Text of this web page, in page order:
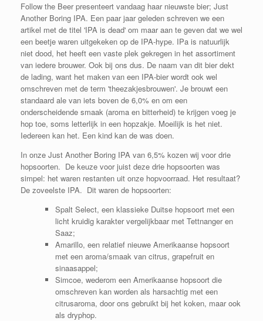
Follow the Beer presenteert vandaag haar nieuwste bier; Just
Another Boring IPA. Een paar jaar geleden schreven we een
artikel met de titel 'IPA is dead' om maar aan te geven dat we wel
een beetje waren uitgekeken op de IPA-hype. IPa is natuurlijk
niet dood, het heeft een vaste plek gekregen in het assortiment
van iedere brouwer. Ook bij ons dus. De naam van dit bier dekt
de lading, want het maken van een IPA-bier wordt ook wel
omschreven met de term 'theezakjesbrouwen'. Je brouwt een
standaard ale van iets boven de 6,0% en om een
onderscheidende smaak (aroma en bitterheid) te krijgen voeg je
hop toe, soms letterlijk in een hopzakje. Moeilijk is het niet.
Iedereen kan het. Een kind kan de was doen.
In onze Just Another Boring IPA van 6,5% kozen wij voor drie
hopsoorten. De keuze voor juist deze drie hopsoorten was
simpel: het waren restanten uit onze hopvoorraad. Het resultaat?
De zoveelste IPA. Dit waren de hopsoorten:
Spalt Select, een klassieke Duitse hopsoort met een
licht kruidig karakter vergelijkbaar met Tettnanger en
Saaz;
Amarillo, een relatief nieuwe Amerikaanse hopsoort
met een aroma/smaak van citrus, grapefruit en
sinaasappel;
Simcoe, wederom een Amerikaanse hopsoort die
omschreven kan worden als harsachtig met een
citrusaroma, door ons gebruikt bij het koken, maar ook
als dryphop.